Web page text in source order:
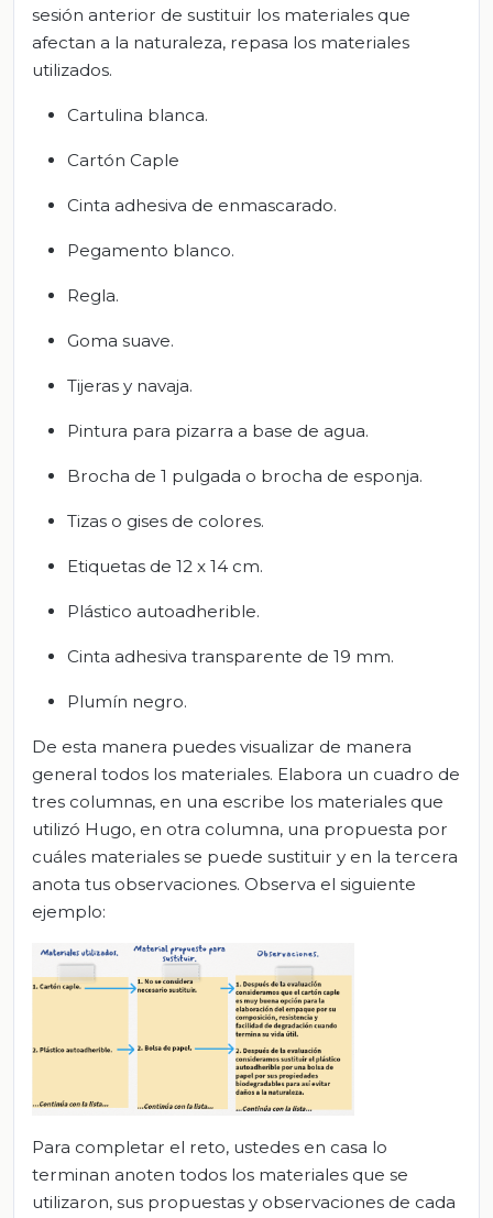
sesión anterior de sustituir los materiales que
afectan a la naturaleza, repasa los materiales
utilizados.
Cartulina blanca.
Cartón Caple
Cinta adhesiva de enmascarado.
Pegamento blanco.
Regla.
Goma suave.
Tijeras y navaja.
Pintura para pizarra a base de agua.
Brocha de 1 pulgada o brocha de esponja.
Tizas o gises de colores.
Etiquetas de 12 x 14 cm.
Plástico autoadherible.
Cinta adhesiva transparente de 19 mm.
Plumín negro.
De esta manera puedes visualizar de manera
general todos los materiales. Elabora un cuadro de
tres columnas, en una escribe los materiales que
utilizó Hugo, en otra columna, una propuesta por
cuáles materiales se puede sustituir y en la tercera
anota tus observaciones. Observa el siguiente
ejemplo:
Para completar el reto, ustedes en casa lo
terminan anoten todos los materiales que se
utilizaron, sus propuestas y observaciones de cada